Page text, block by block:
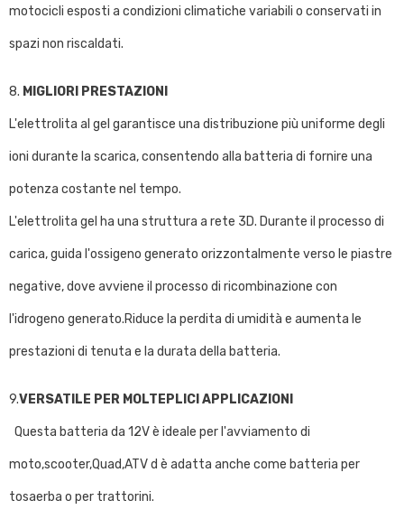
motocicli esposti a condizioni climatiche variabili o conservati in
spazi non riscaldati.
8. MIGLIORI PRESTAZIONI
L'elettrolita al gel garantisce una distribuzione più uniforme degli
ioni durante la scarica, consentendo alla batteria di fornire una
potenza costante nel tempo.
L'elettrolita gel ha una struttura a rete 3D. Durante il processo di
carica, guida l'ossigeno generato orizzontalmente verso le piastre
negative, dove avviene il processo di ricombinazione con
l'idrogeno generato.Riduce la perdita di umidità e aumenta le
prestazioni di tenuta e la durata della batteria.
9.VERSATILE PER MOLTEPLICI APPLICAZIONI
Questa batteria da 12V è ideale per l'avviamento di
moto,scooter,Quad,ATV d è adatta anche come batteria per
tosaerba o per trattorini.